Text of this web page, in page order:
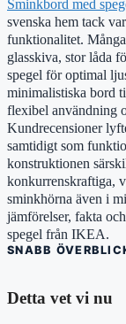
Sminkbord med
svenska hem tack
funktionalitet.
glasskiva, stor låda
spegel för optimal
minimalistiska bord
flexibel användning
Kundrecensioner
samtidigt som
konstruktionen
konkurrenskraftiga,
sminkhörna även i
jämförelser, fakta
spegel från IKEA.
SNABB
Detta vet vi nu